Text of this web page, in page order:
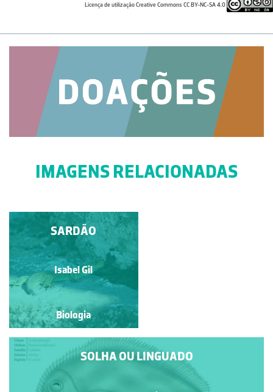
Licença de utilização Creative Commons CC BY-NC-SA 4.0
IMAGENS RELACIONADAS
PALOMENA PRASINA
Manuela Lopes
Biologia
SOLHA OU LINGUADO
SARDÃO
Isabel Gil
Biologia